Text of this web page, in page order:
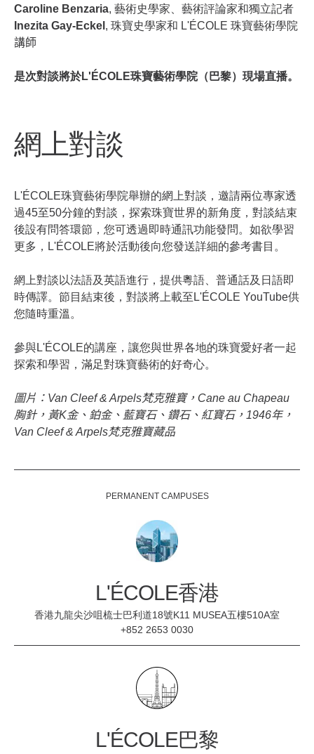
Caroline Benzaria, 藝術史學家、藝術評論家和獨立記者
Inezita Gay-Eckel , 珠寶史學家和 L'ÉCOLE 珠寶藝術學院
講師
是次對談將於L'ÉCOLE珠寶藝術學院（巴黎）現場直播。
網上對談
L'ÉCOLE珠寶藝術學院舉辦的網上對談，邀請兩位專家透
過45至50分鐘的對談，探索珠寶世界的新角度，對談結束
後設有問答環節，您可透過即時通訊功能發問。如欲學習
更多，L'ÉCOLE將於活動後向您發送詳細的參考書目。
網上對談以法語及英語進行，提供粵語、普通話及日語即
時傳譯。節目結束後，對談將上載至L'ÉCOLE YouTube供
您隨時重溫。
參與L'ÉCOLE的講座，讓您與世界各地的珠寶愛好者一起
探索和學習，滿足對珠寶藝術的好奇心。
圖片： Van Cleef & Arpels梵克雅寶， Cane au Chapeau
胸針，黃K金、鉑金、藍寶石、鑽石、紅寶石， 1946年，
Van Cleef & Arpels梵克雅寶藏品
PERMANENT CAMPUSES
L'ÉCOLE香港
香港九龍尖沙咀梳士巴利道18號K11 MUSEA五樓510A室
+852 2653 0030
L'ÉCOLE巴黎